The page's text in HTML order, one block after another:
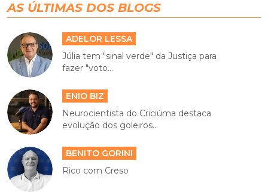
AS ÚLTIMAS DOS BLOGS
ADELOR LESSA
Júlia tem "sinal verde" da Justiça para
fazer "voto...
ENIO BIZ
Neurocientista do Criciúma destaca
evolução dos goleiros...
BENITO GORINI
Rico com Creso